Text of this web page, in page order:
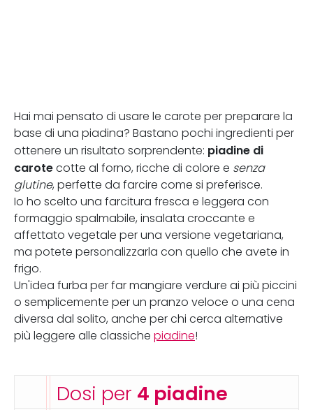
Hai mai pensato di usare le carote per preparare la
base di una piadina? Bastano pochi ingredienti per
ottenere un risultato sorprendente: piadine di
carote cotte al forno, ricche di colore e senza
glutine, perfette da farcire come si preferisce.
Io ho scelto una farcitura fresca e leggera con
formaggio spalmabile, insalata croccante e
affettato vegetale per una versione vegetariana,
ma potete personalizzarla con quello che avete in
frigo.
Un'idea furba per far mangiare verdure ai più piccini
o semplicemente per un pranzo veloce o una cena
diversa dal solito, anche per chi cerca alternative
più leggere alle classiche piadine!
Dosi per 4 piadine